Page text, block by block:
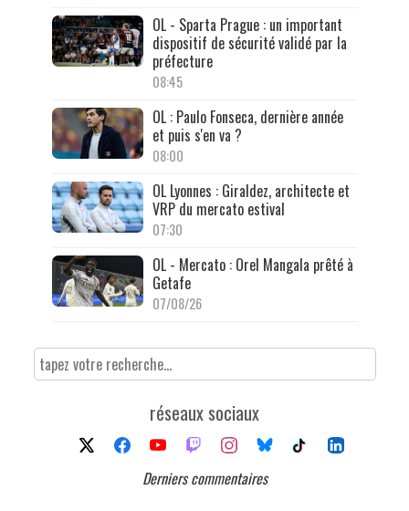
OL - Sparta Prague : un important
dispositif de sécurité validé par la
préfecture
08:45
OL : Paulo Fonseca, dernière année
et puis s'en va ?
08:00
OL Lyonnes : Giraldez, architecte et
VRP du mercato estival
07:30
OL - Mercato : Orel Mangala prêté à
Getafe
07/08/26
réseaux sociaux
Derniers commentaires